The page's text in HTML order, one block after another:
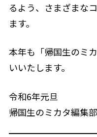
るよう、さまざまな
ます。
本年も「帰国生のミ
いいたします。
令和6年元旦
帰国生のミカタ編集部